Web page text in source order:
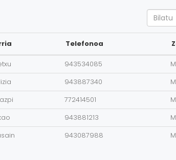
Search
Telefonoa
943534085
943887340
772414501
943881213
943087988